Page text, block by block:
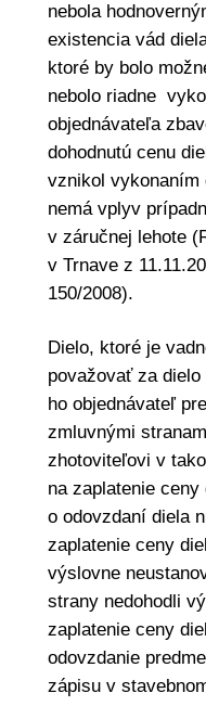
nebola
existencia vád
ktoré by bolo
nebolo riadne
objednávateľa
dohodnutú cenu
vznikol vykonaním
nemá vplyv
v záručnej lehote
v Trnave z
150/2008).
Dielo, ktoré je
považovať za
ho objednávateľ
zmluvnými
zhotoviteľovi v
na zaplatenie
o odovzdaní diela
zaplatenie ceny
výslovne
strany nedohodli
zaplatenie ceny
odovzdanie
zápisu v